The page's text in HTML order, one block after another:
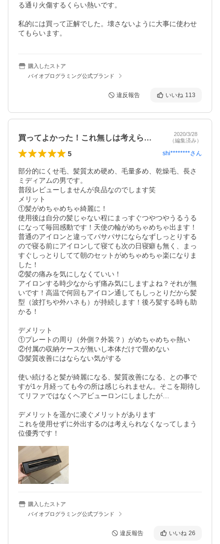
る通り火傷するくらい熱いです。
私的には買って正解でした。壊さないように大事に使わせ
てもらいます。
購入したストア
バイオプログラミング公式ブランド
違反報告 いいね 113
買ってよかった！これ無しは考えられない笑
2020/3/28
（編集済み）
5 shi********さん
部分的にくせ毛、髪質太め硬め、毛量多め、乾燥毛、長さ
ミディアムの男です。
普段レビューしませんが良品なのでします笑
メリット
①髪がめちゃめちゃ綺麗に！
使用後は自分の髪じゃない程にまっすぐつやつやうるうる
になって毎回感動です！天使の輪がめちゃめちゃ出ます！
普通のアイロンと違ってパサパサにならなずしっとりする
ので寝る前にアイロンして寝ても次の日寝癖も無く、まっ
すぐしっとりしてて朝のセットがめちゃめちゃ楽になりま
した！
②髪の痛みを気にしなくていい！
アイロンする時少なからず痛み気にしますよね？それが無
いです！高温で何回もアイロン通してもしっとりだから髪
型（波打ちや外ハネも）が持続します！後ろ髪する時も助
かる！
デメリット
①プレートの周り（外側？外装？）がめちゃめちゃ熱い
②付属の収納ケースが無いし本体だけで畳めない
③髪質改善にはならない気がする
使い続けると髪が綺麗になる、髪質改善になる、との事で
すが1ヶ月経っても今の所は感じられません。そこを期待し
てリファではなくヘアビューロンにしましたが…
デメリットを遥かに凌ぐメリットがあります
これを使用せずに外出するのは考えられなくなってしまう
位優秀です！
購入したストア
バイオプログラミング公式ブランド
違反報告 いいね 26